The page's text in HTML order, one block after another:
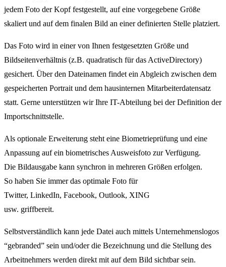
jedem Foto der Kopf festgestellt, auf eine vorgegebene Größe
skaliert und auf dem finalen Bild an einer definierten Stelle platziert.
Das Foto wird in einer von Ihnen festgesetzten Größe und
Bildseitenverhältnis (z.B. quadratisch für das ActiveDirectory)
gesichert. Über den Dateinamen findet ein Abgleich zwischen dem
gespeicherten Portrait und dem hausinternen Mitarbeiterdatensatz
statt. Gerne unterstützen wir Ihre IT-Abteilung bei der Definition der
Importschnittstelle.
Als optionale Erweiterung steht eine Biometrieprüfung und eine
Anpassung auf ein biometrisches Ausweisfoto zur Verfügung.
Die Bildausgabe kann synchron in mehreren Größen erfolgen.
So haben Sie immer das optimale Foto für
Twitter, LinkedIn, Facebook, Outlook, XING
usw. griffbereit.
Selbstverständlich kann jede Datei auch mittels Unternehmenslogos
“gebranded” sein und/oder die Bezeichnung und die Stellung des
Arbeitnehmers werden direkt mit auf dem Bild sichtbar sein.